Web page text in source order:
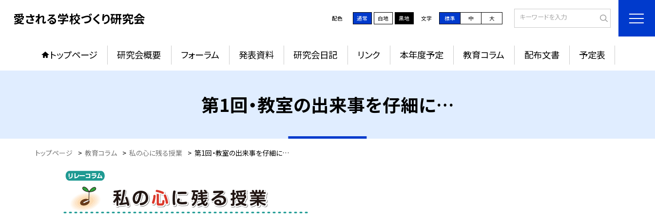
愛される学校づくり研究会 配色 通常 白地 黒地 文字 標準 中 大
トップページ 研究会概要 フォーラム 発表資料 研究会日記 リンク 本年度予定 教育コラム 配布文書 予定表
第1回・教室の出来事を仔細に…
トップページ > 教育コラム > 私の心に残る授業 > 第1回・教室の出来事を仔細に…